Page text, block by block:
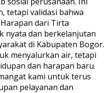
tetapi validasi bahwa
Harapan dari Tirta
nyata dan berkelanjutan
di Kabupaten Bogor.
menyalurkan air, tetapi
dan harapan baru.
kami untuk terus
pelayanan dan